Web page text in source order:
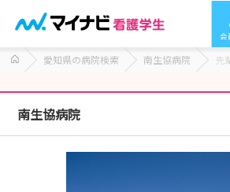
会
愛知県の病院検索 南生協病院 先
南生協病院